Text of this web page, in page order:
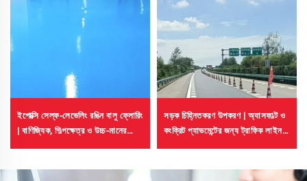
ইপোক্সি সেল্ফ-লেভেলিং রঙিন বালু ফ্লোরিং
| বাণিজ্যিক, শিল্পক্ষেত্র ও উচ্চ-মানের
সড়ক চিহ্নিতকরণ উপকরণ | অ্যাসফাল্ট ও
কংক্রিট প্যাভমেন্টের জন্য ট্রাফিক লাইন ও